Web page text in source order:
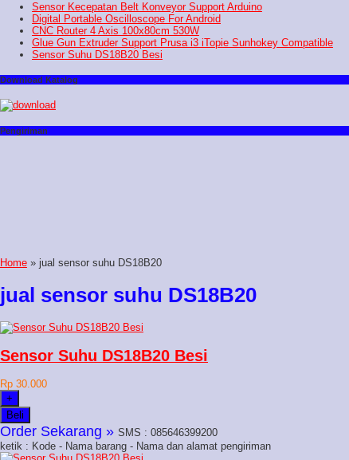
Sensor Kecepatan Belt Konveyor Support Arduino
Digital Portable Oscilloscope For Android
CNC Router 4 Axis 100x80cm 530W
Glue Gun Extruder Support Prusa i3 iTopie Sunhokey Compatible
Sensor Suhu DS18B20 Besi
Download Katalog
Pengiriman
Home » jual sensor suhu DS18B20
jual sensor suhu DS18B20
Sensor Suhu DS18B20 Besi
Rp 30.000
+
Beli
Order Sekarang » SMS : 085646399200
ketik : Kode - Nama barang - Nama dan alamat pengiriman